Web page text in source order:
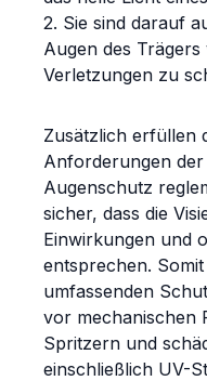
2. Sie sind darauf
Augen des
Verletzungen zu
Zusätzlich erfüllen
Anforderungen der
Augenschutz
sicher, dass die
Einwirkungen und
entsprechen.
umfassenden
vor mechanischen
Spritzern und
einschließlich UV-